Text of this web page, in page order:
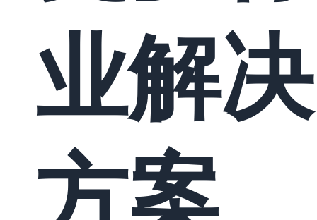
业解决
方案